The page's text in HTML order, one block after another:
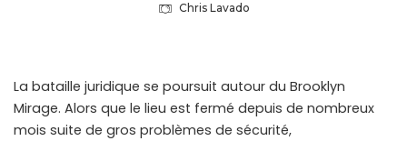
Chris Lavado
La bataille juridique se poursuit autour du Brooklyn
Mirage. Alors que le lieu est fermé depuis de nombreux
mois suite de gros problèmes de sécurité,